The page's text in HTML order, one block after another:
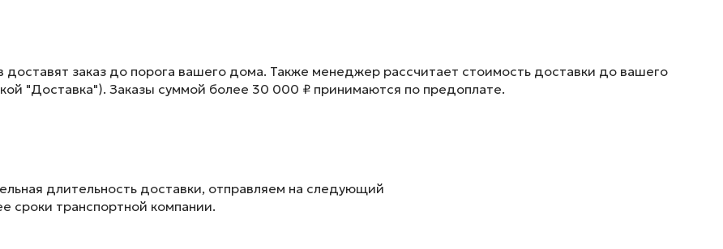
заказ до порога вашего дома. Также менеджер рассчитает стоимость доставки до вашего
"Доставка"). Заказы суммой более 30 000 ₽ принимаются по предоплате.
длительность доставки, отправляем на следующий
сроки транспортной компании.